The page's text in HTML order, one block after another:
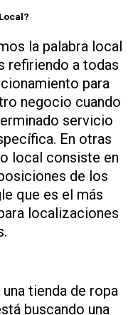
la palabra local
refiriendo a todas
para
negocio cuando
servicio
En otras
local consiste en
de los
que es el más
localizaciones
tienda de ropa
buscando una